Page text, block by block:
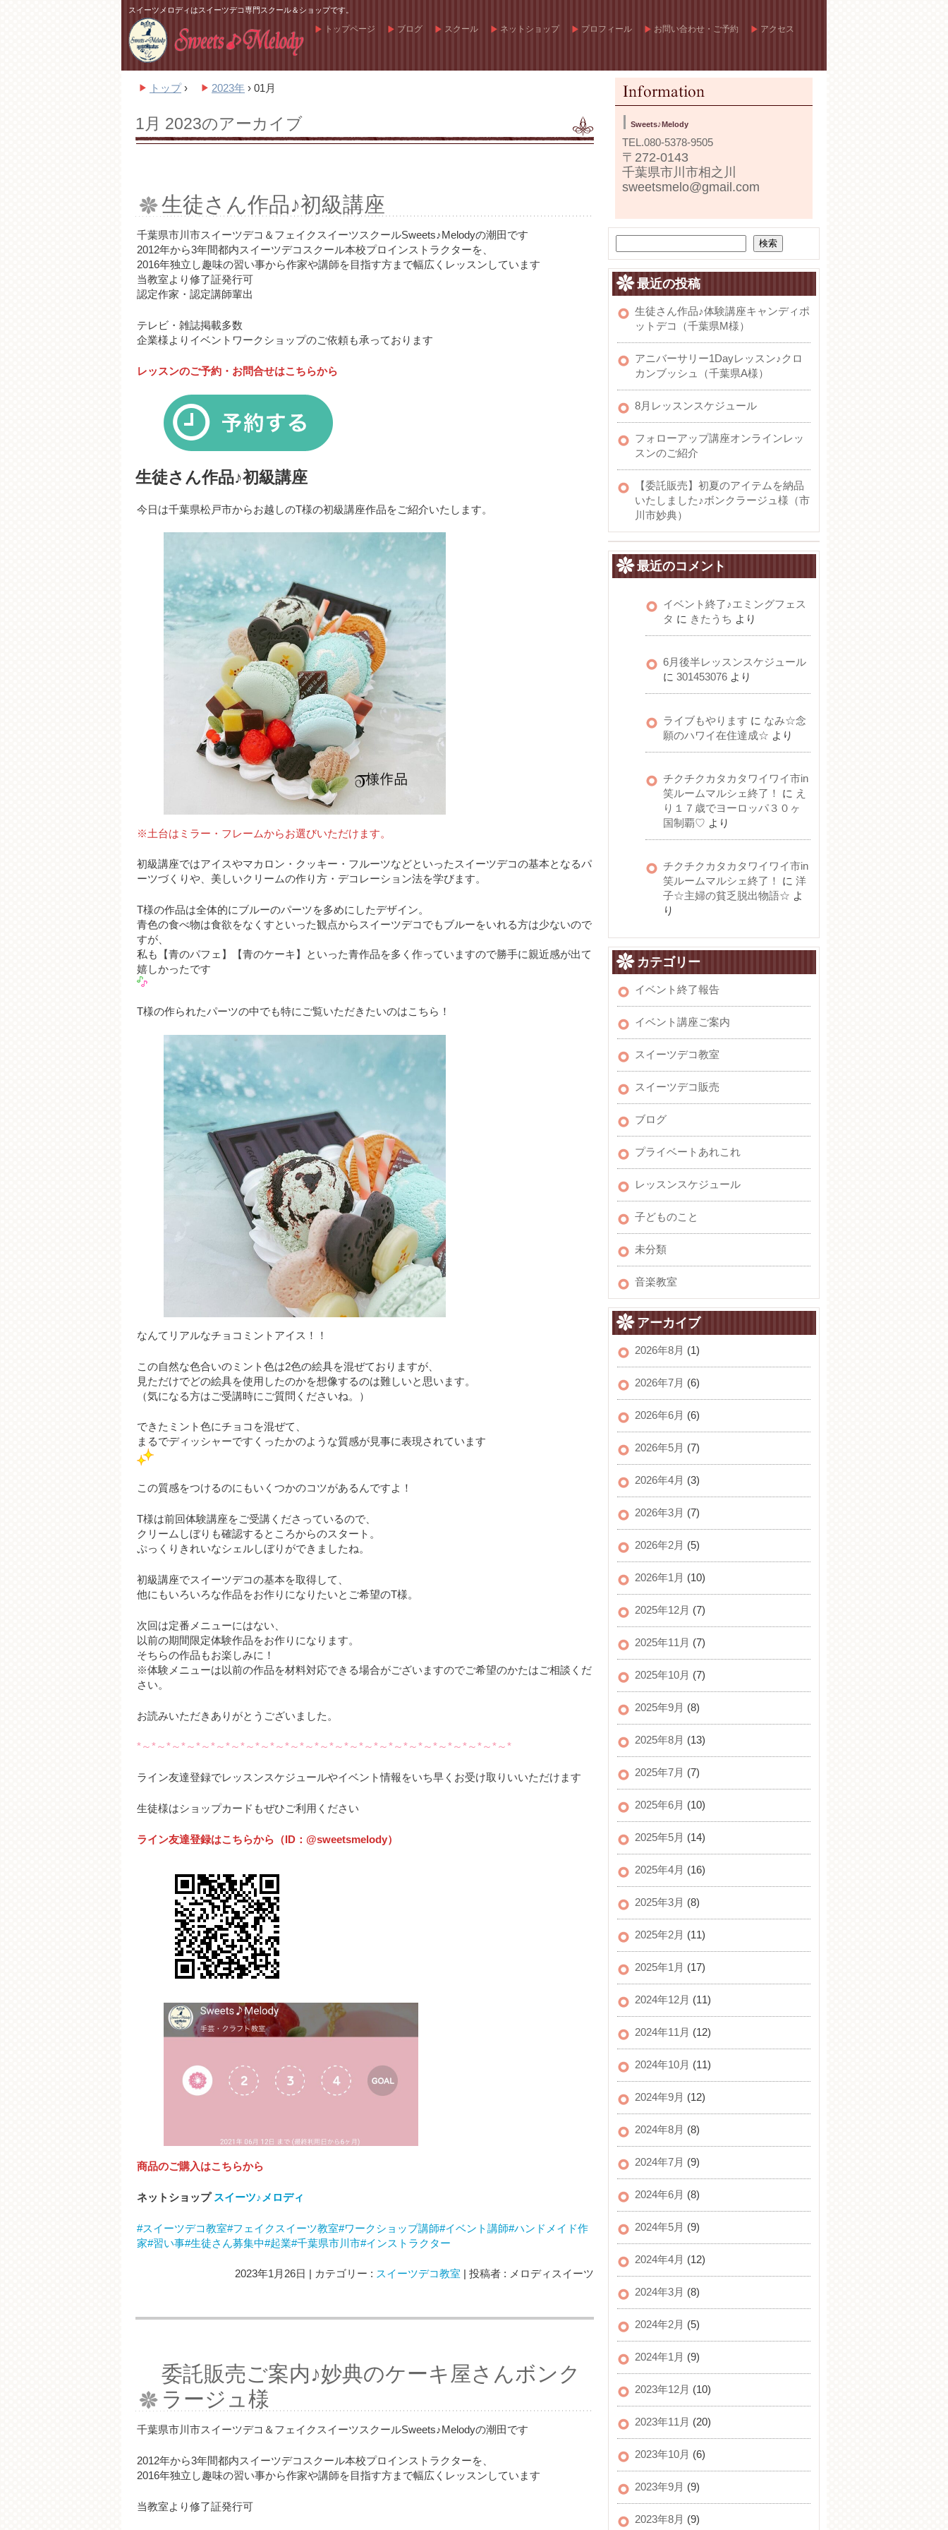
スイーツメロディはスイーツデコ専門スクール＆ショップです。
Sweets♪Melody
TEL.080-5378-9505
〒272-0143
千葉県市川市相之川
sweetsmelo@gmail.com
トップページ ブログ スクール ネットショップ プロフィール お問い合わせ・ご予約 アクセス
トップ › 2023年 › 01月
1月 2023のアーカイブ
生徒さん作品♪初級講座
千葉県市川市スイーツデコ＆フェイクスイーツスクールSweets♪Melodyの潮田です
2012年から3年間都内スイーツデコスクール本校プロインストラクターを、
2016年独立し趣味の習い事から作家や講師を目指す方まで幅広くレッスンしています
当教室より修了証発行可
認定作家・認定講師輩出
テレビ・雑誌掲載多数
企業様よりイベントワークショップのご依頼も承っております
レッスンのご予約・お問合せはこちらから
生徒さん作品♪初級講座
今日は千葉県松戸市からお越しのT様の初級講座作品をご紹介いたします。
※土台はミラー・フレームからお選びいただけます。
初級講座ではアイスやマカロン・クッキー・フルーツなどといったスイーツデコの基本となるパ
ーツづくりや、美しいクリームの作り方・デコレーション法を学びます。
T様の作品は全体的にブルーのパーツを多めにしたデザイン。
青色の食べ物は食欲をなくすといった観点からスイーツデコでもブルーをいれる方は少ないので
すが、
私も【青のパフェ】【青のケーキ】といった青作品を多く作っていますので勝手に親近感が出て
嬉しかったです
T様の作られたパーツの中でも特にご覧いただきたいのはこちら！
なんてリアルなチョコミントアイス！！
この自然な色合いのミント色は2色の絵具を混ぜておりますが、
見ただけでどの絵具を使用したのかを想像するのは難しいと思います。
（気になる方はご受講時にご質問くださいね。）
できたミント色にチョコを混ぜて、
まるでディッシャーですくったかのような質感が見事に表現されています
この質感をつけるのにもいくつかのコツがあるんですよ！
T様は前回体験講座をご受講くださっているので、
クリームしぼりも確認するところからのスタート。
ぷっくりきれいなシェルしぼりができましたね。
初級講座でスイーツデコの基本を取得して、
他にもいろいろな作品をお作りになりたいとご希望のT様。
次回は定番メニューにはない、
以前の期間限定体験作品をお作りになります。
そちらの作品もお楽しみに！
※体験メニューは以前の作品を材料対応できる場合がございますのでご希望のかたはご相談くだ
さい。
お読みいただきありがとうございました。
*～*～*～*～*～*～*～*～*～*～*～*～*～*～*～*～*～*～*～*～*～*～*～*～*～*
ライン友達登録でレッスンスケジュールやイベント情報をいち早くお受け取りいいただけます
生徒様はショップカードもぜひご利用ください
ライン友達登録はこちらから（ID：@sweetsmelody）
商品のご購入はこちらから
ネットショップ スイーツ♪メロディ
#スイーツデコ教室#フェイクスイーツ教室#ワークショップ講師#イベント講師#ハンドメイド作
家#習い事#生徒さん募集中#起業#千葉県市川市#インストラクター
2023年1月26日 | カテゴリー : スイーツデコ教室 | 投稿者 : メロディスイーツ
委託販売ご案内♪妙典のケーキ屋さんボンク
ラージュ様
千葉県市川市スイーツデコ＆フェイクスイーツスクールSweets♪Melodyの潮田です
2012年から3年間都内スイーツデコスクール本校プロインストラクターを、
2016年独立し趣味の習い事から作家や講師を目指す方まで幅広くレッスンしています
当教室より修了証発行可
検索
最近の投稿
生徒さん作品♪体験講座キャンディポ
ットデコ（千葉県M様）
アニバーサリー1Dayレッスン♪クロ
カンブッシュ（千葉県A様）
8月レッスンスケジュール
フォローアップ講座オンラインレッ
スンのご紹介
【委託販売】初夏のアイテムを納品
いたしました♪ボンクラージュ様（市
川市妙典）
最近のコメント
イベント終了♪エミングフェス
タ に きたうち より
6月後半レッスンスケジュール
に 301453076 より
ライブもやります に なみ☆念
願のハワイ在住達成☆ より
チクチクカタカタワイワイ市in
笑ルームマルシェ終了！
に え
り１７歳でヨーロッパ３０ヶ
国制覇♡ より
チクチクカタカタワイワイ市in
笑ルームマルシェ終了！
に 洋
子☆主婦の貧乏脱出物語☆ よ
り
カテゴリー
イベント終了報告
イベント講座ご案内
スイーツデコ教室
スイーツデコ販売
ブログ
プライベートあれこれ
レッスンスケジュール
子どものこと
未分類
音楽教室
アーカイブ
2026年8月 (1)
2026年7月 (6)
2026年6月 (6)
2026年5月 (7)
2026年4月 (3)
2026年3月 (7)
2026年2月 (5)
2026年1月 (10)
2025年12月 (7)
2025年11月 (7)
2025年10月 (7)
2025年9月 (8)
2025年8月 (13)
2025年7月 (7)
2025年6月 (10)
2025年5月 (14)
2025年4月 (16)
2025年3月 (8)
2025年2月 (11)
2025年1月 (17)
2024年12月 (11)
2024年11月 (12)
2024年10月 (11)
2024年9月 (12)
2024年8月 (8)
2024年7月 (9)
2024年6月 (8)
2024年5月 (9)
2024年4月 (12)
2024年3月 (8)
2024年2月 (5)
2024年1月 (9)
2023年12月 (10)
2023年11月 (20)
2023年10月 (6)
2023年9月 (9)
2023年8月 (9)